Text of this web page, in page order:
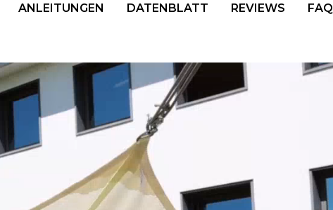
ANLEITUNGEN DATENBLATT REVIEWS FAQ